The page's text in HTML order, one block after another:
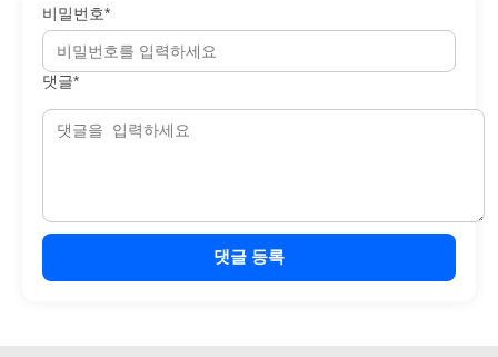
비밀번호*
댓글*
댓글 등록